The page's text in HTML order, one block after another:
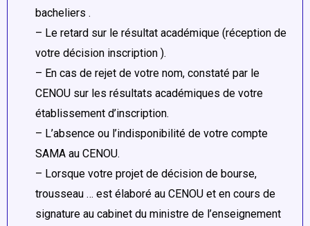
bacheliers .
– Le retard sur le résultat académique (réception de
votre décision inscription ).
– En cas de rejet de votre nom, constaté par le
CENOU sur les résultats académiques de votre
établissement d’inscription.
– L’absence ou l’indisponibilité de votre compte
SAMA au CENOU.
– Lorsque votre projet de décision de bourse,
trousseau … est élaboré au CENOU et en cours de
signature au cabinet du ministre de l’enseignement